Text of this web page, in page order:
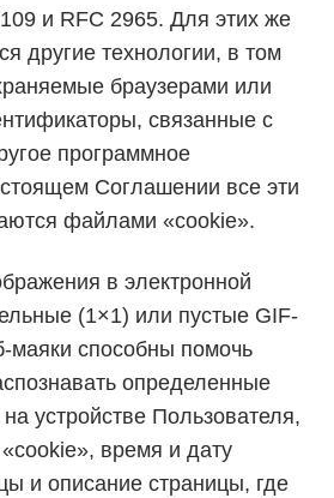
и RFC 2965. Для этих же
другие технологии, в том
браузерами или
связанные с
программное
Соглашении все эти
файлами «cookie».
в электронной
(1×1) или пустые GIF-
маяки способны помочь
определенные
устройстве Пользователя,
время и дату
и описание страницы, где